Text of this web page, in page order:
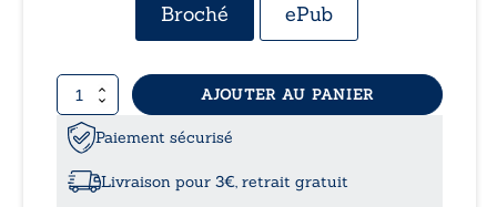
Broché ePub
quantité
de
Retour
Alep
AJOUTER AU PANIER
Paiement sécurisé
Livraison pour 3€, retrait gratuit